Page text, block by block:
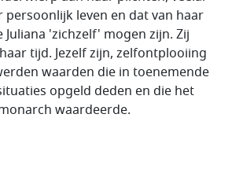
persoonlijk leven en dat van haar
'zichzelf' mogen zijn. Zij
tijd. Jezelf zijn, zelfontplooiing
waarden die in toenemende
opgeld deden en die het
waardeerde.